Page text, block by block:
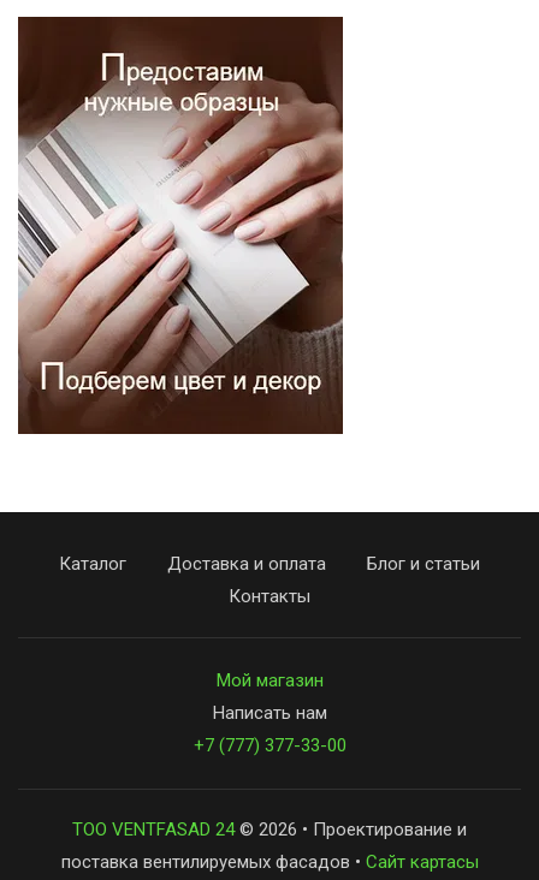
Каталог Доставка и оплата
Блог и статьи
Контакты
Мой магазин
Написать нам
+7 (777) 377-33-00
ТОО VENTFASAD 24© 2026 • Проектирование и
поставка вентилируемых фасадов • Сайт картасы